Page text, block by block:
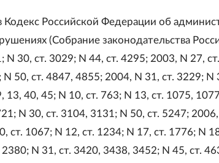
Кодекс Российской Федерации об
(Собрание законодательства
N 30, ст. 3029; N 44, ст. 4295; 2003, N 27,
N 50, ст. 4847, 4855; 2004, N 31, ст. 3229; N
13, 40, 45; N 10, ст. 763; N 13, ст. 1075,
N 30, ст. 3104, 3131; N 50, ст. 5247; 2006,
ст. 1067; N 12, ст. 1234; N 17, ст. 1776; N
2380; N 31, ст. 3420, 3438, 3452; N 45, ст.